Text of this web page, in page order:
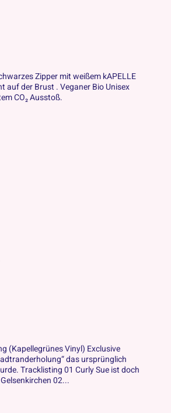
Zipper mit weißem kAPELLE
auf der Brust . Veganer Bio Unisex
CO₂ Ausstoß.
(Kapellegrünes Vinyl) Exclusive
das ursprünglich
Tracklisting 01 Curly Sue ist doch
02...